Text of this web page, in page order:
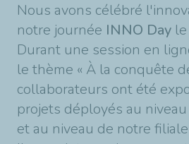
Nous avons célébré
notre journée INNO Day
Durant une session en
le thème « À la conquête
collaborateurs ont été
projets déployés au
et au niveau de notre